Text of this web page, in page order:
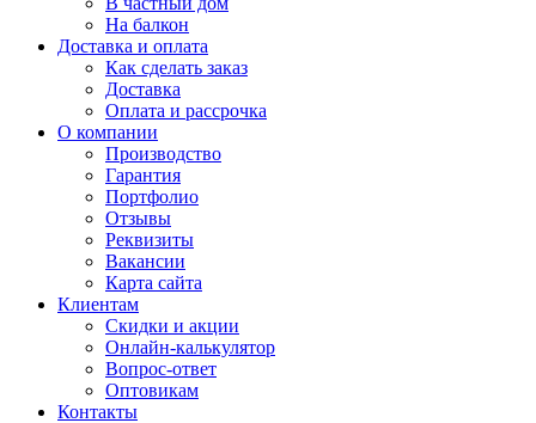
На балкон
Доставка и оплата
Как сделать заказ
Доставка
Оплата и рассрочка
О компании
Производство
Гарантия
Портфолио
Отзывы
Реквизиты
Вакансии
Карта сайта
Клиентам
Скидки и акции
Онлайн-калькулятор
Вопрос-ответ
Оптовикам
Контакты